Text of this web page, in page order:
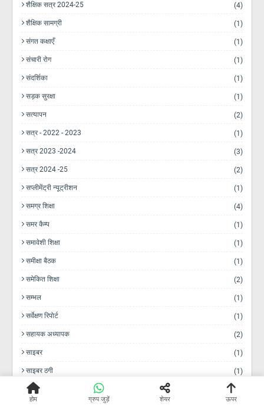
शैक्षिक सत्र 2024-25 (4)
शैक्षिक सामग्री (1)
संगत कक्षाएँ (1)
संचारी रोग (1)
संदर्शिका (1)
सड़क सुरक्षा (1)
सत्यापन (2)
सत्र - 2022 - 2023 (1)
सत्र 2023 -2024 (3)
सत्र 2024 -25 (2)
सप्लीमेंट्री न्यूट्रीशन (1)
समग्र शिक्षा (4)
समर कैम्प (1)
समावेशी शिक्षा (1)
समीक्षा बैठक (1)
समेकित शिक्षा (2)
सम्भल (1)
सर्वेक्षण रिपोर्ट (1)
सहायक अध्यापक (2)
साइबर (1)
साइबर ठगी (1)
सामू‌हिक बीमा (1)
होम ग्रुप जुड़ें शेयर ऊपर